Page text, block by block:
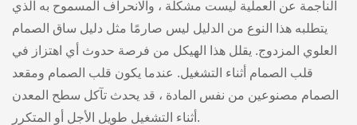
الناجمة عن العملية ليست مشكلة ، والانحراف المسموح به الذي
يتطلبه هذا النوع من الدليل ليس صارمًا مثل دليل ساق الصمام
العلوي المزدوج. يقلل هذا الهيكل من فرصة حدوث أي اهتزاز في
قلب الصمام أثناء التشغيل. عندما يكون قلب الصمام ومقعد
الصمام مصنوعين من نفس المادة ، قد يحدث تآكل سطح المعدن
أثناء التشغيل طويل الأجل أو المتكرر.